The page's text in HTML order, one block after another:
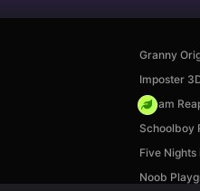
Granny
Imposter
Dream
Schoolboy
Five
Noob